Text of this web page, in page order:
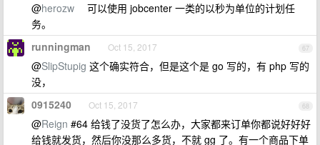
@herozw 可以使用 jobcenter 一类的以秒为单位的计划任
务。
67
runningman Oct 15, 2017
@SlipStupig 这个确实符合，但是这个是 go 写的，有 php 写的
没，
68
0915240 Oct 15, 2017
@Reign #64 给钱了没货了怎么办，大家都来订单你都说好好好
给钱就发货，然后你没那么多货，不就 gg 了。有一个商品下单